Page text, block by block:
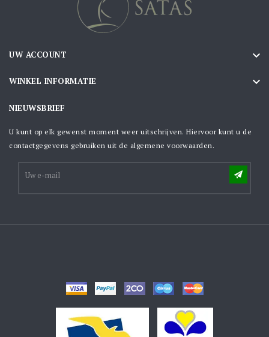
UW ACCOUNT 
WINKEL INFORMATIE 
NIEUWSBRIEF
U kunt op elk gewenst moment weer uitschrijven. Hiervoor kunt u de
contactgegevens gebruiken uit de algemene voorwaarden.